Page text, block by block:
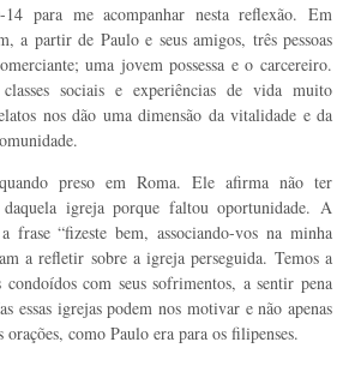
para me acompanhar nesta reflexão. Em
a partir de Paulo e seus amigos, três pessoas
uma jovem possessa e o carcereiro.
sociais e experiências de vida muito
nos dão uma dimensão da vitalidade e da
preso em Roma. Ele afirma não ter
igreja porque faltou oportunidade. A
frase “fizeste bem, associando-vos na minha
a refletir sobre a igreja perseguida. Temos a
condoídos com seus sofrimentos, a sentir pena
essas igrejas podem nos motivar e não apenas
orações, como Paulo era para os filipenses.